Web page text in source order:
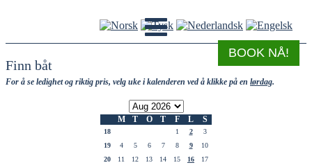
BOOK NÅ!
Finn båt
For å se ledighet og riktig pris, velg uke i kalenderen ved å klikke på en lørdag.
M T O T F L S
18 1 2
3
19
4 5 6 7 8 9
10
20
11 12 13 14 15 16
17